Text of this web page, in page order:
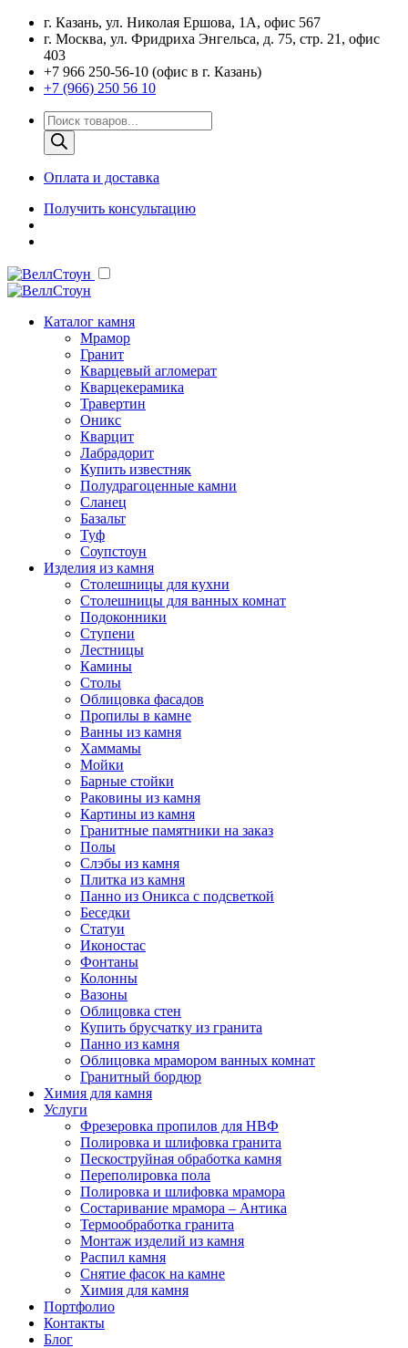
г. Казань, ул. Николая Ершова, 1А, офис 567
г. Москва, ул. Фридриха Энгельса, д. 75, стр. 21, офис
403
+7 966 250-56-10 (офис в г. Казань)
+7 (966) 250 56 10
Поиск
товаров
Оплата и доставка
Получить консультацию
Каталог камня
Мрамор
Гранит
Кварцевый агломерат
Кварцекерамика
Травертин
Оникс
Кварцит
Лабрадорит
Купить известняк
Полудрагоценные камни
Сланец
Базальт
Туф
Соупстоун
Изделия из камня
Столешницы для кухни
Столешницы для ванных комнат
Подоконники
Ступени
Лестницы
Камины
Столы
Облицовка фасадов
Пропилы в камне
Ванны из камня
Хаммамы
Мойки
Барные стойки
Раковины из камня
Картины из камня
Гранитные памятники на заказ
Полы
Слэбы из камня
Плитка из камня
Панно из Оникса с подсветкой
Беседки
Статуи
Иконостас
Фонтаны
Колонны
Вазоны
Облицовка стен
Купить брусчатку из гранита
Панно из камня
Облицовка мрамором ванных комнат
Гранитный бордюр
Химия для камня
Услуги
Фрезеровка пропилов для НВФ
Полировка и шлифовка гранита
Пескоструйная обработка камня
Переполировка пола
Полировка и шлифовка мрамора
Состаривание мрамора – Антика
Термообработка гранита
Монтаж изделий из камня
Распил камня
Снятие фасок на камне
Химия для камня
Портфолио
Контакты
Блог